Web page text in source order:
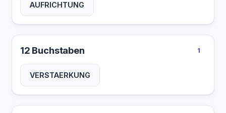
AUFRICHTUNG
12 Buchstaben 1
VERSTAERKUNG